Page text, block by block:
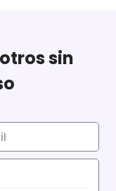
sin